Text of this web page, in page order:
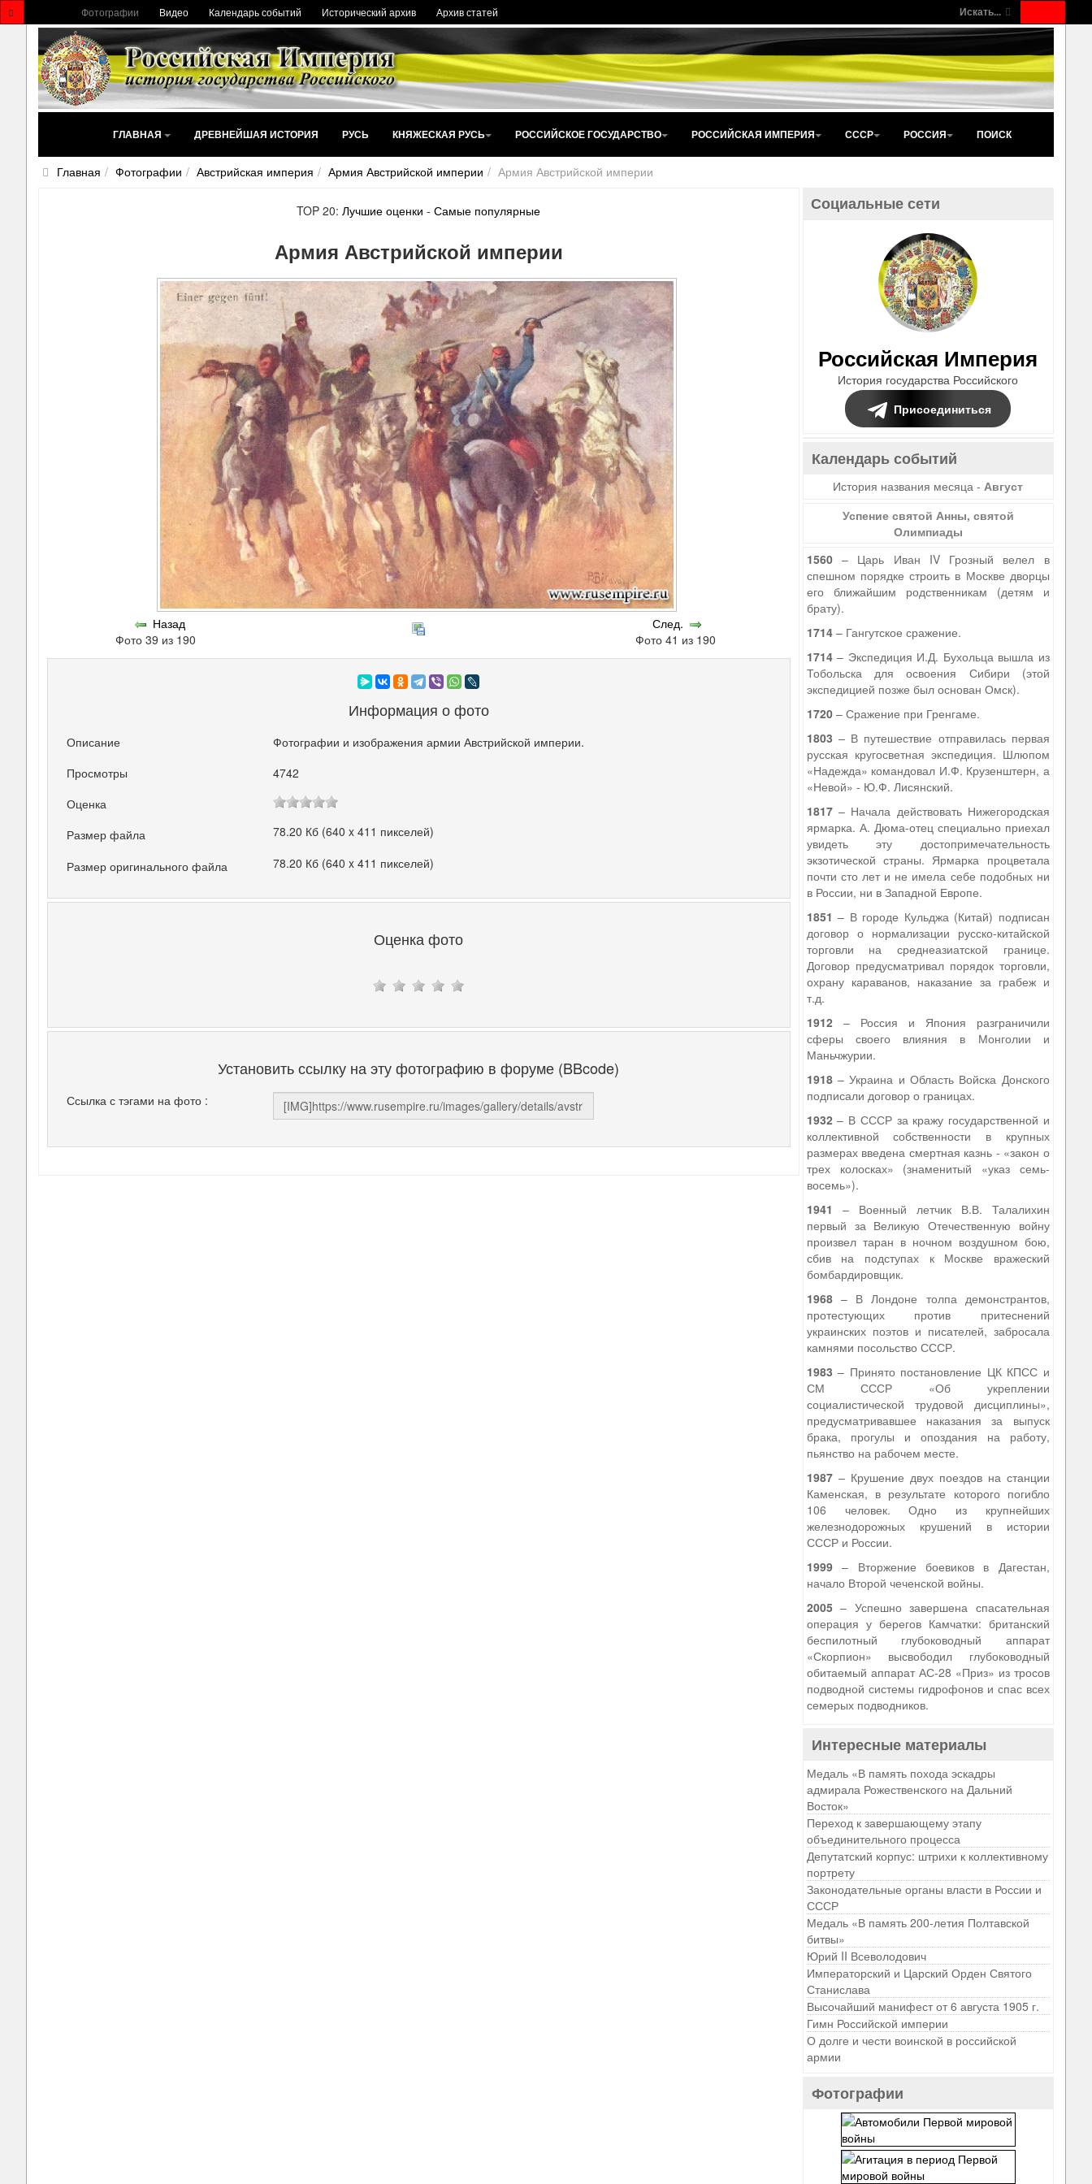
Искать...
Фотографии Видео Календарь событий Исторический архив Архив статей
ГЛАВНАЯ ДРЕВНЕЙШАЯ ИСТОРИЯ РУСЬ КНЯЖЕСКАЯ РУСЬ РОССИЙСКОЕ ГОСУДАРСТВО РОССИЙСКАЯ ИМПЕРИЯ СССР РОССИЯ ПОИСК
Главная Фотографии Австрийская империя Армия Австрийской империи Армия Австрийской империи
TOP 20:Лучшие оценки -Самые популярные
Армия Австрийской империи
Назад
Фото 39 из 190
След.
Фото 41 из 190
Информация о фото
Описание
Фотографии и изображения армии Австрийской империи.
Просмотры
4742
Оценка
Размер файла
78.20 Кб (640 x 411 пикселей)
Размер оригинального файла 78.20 Кб (640 x 411 пикселей)
Оценка фото
Установить ссылку на эту фотографию в форуме (BBcode)
Ссылка с тэгами на фото :
Социальные сети
Российская Империя
История государства Российского
Присоединиться
Календарь событий
История названия месяца -Август
Успение святой Анны, святой
Олимпиады
1560– Царь Иван IV Грозный велел в
спешном порядке строить в Москве дворцы
его ближайшим родственникам (детям и
брату).
1714– Гангутское сражение.
1714– Экспедиция И.Д. Бухольца вышла из
Тобольска для освоения Сибири (этой
экспедицией позже был основан Омск).
1720– Сражение при Гренгаме.
1803 – В путешествие отправилась первая
русская кругосветная экспедиция. Шлюпом
«Надежда» командовал И.Ф. Крузенштерн, а
«Невой» - Ю.Ф. Лисянский.
1817– Начала действовать Нижегородская
ярмарка. А. Дюма-отец специально приехал
увидеть эту достопримечательность
экзотической страны. Ярмарка процветала
почти сто лет и не имела себе подобных ни
в России, ни в Западной Европе.
1851 – В городе Кульджа (Китай) подписан
договор о нормализации русско-китайской
торговли на среднеазиатской границе.
Договор предусматривал порядок торговли,
охрану караванов, наказание за грабеж и
т.д.
1912– Россия и Япония разграничили
сферы своего влияния в Монголии и
Маньчжурии.
1918– Украина и Область Войска Донского
подписали договор о границах.
1932– В СССР за кражу государственной и
коллективной собственности в крупных
размерах введена смертная казнь - «закон о
трех колосках» (знаменитый «указ семь-
восемь»).
1941 – Военный летчик В.В. Талалихин
первый за Великую Отечественную войну
произвел таран в ночном воздушном бою,
сбив на подступах к Москве вражеский
бомбардировщик.
1968– В Лондоне толпа демонстрантов,
протестующих против притеснений
украинских поэтов и писателей, забросала
камнями посольство СССР.
1983 – Принято постановление ЦК КПСС и
СМ СССР «Об укреплении
социалистической трудовой дисциплины»,
предусматривавшее наказания за выпуск
брака, прогулы и опоздания на работу,
пьянство на рабочем месте.
1987– Крушение двух поездов на станции
Каменская, в результате которого погибло
106 человек. Одно из крупнейших
железнодорожных крушений в истории
СССР и России.
1999– Вторжение боевиков в Дагестан,
начало Второй чеченской войны.
2005– Успешно завершена спасательная
операция у берегов Камчатки: британский
беспилотный глубоководный аппарат
«Скорпион» высвободил глубоководный
обитаемый аппарат АС-28 «Приз» из тросов
подводной системы гидрофонов и спас всех
семерых подводников.
Интересные материалы
Медаль «В память похода эскадры
адмирала Рожественского на Дальний
Восток»
Переход к завершающему этапу
объединительного процесса
Депутатский корпус: штрихи к коллективному
портрету
Законодательные органы власти в России и
СССР
Медаль «В память 200-летия Полтавской
битвы»
Юрий II Всеволодович
Императорский и Царский Орден Святого
Станислава
Высочайший манифест от 6 августа 1905 г.
Гимн Российской империи
О долге и чести воинской в российской
армии
Фотографии